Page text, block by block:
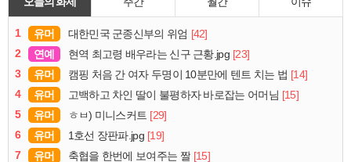
1 유머 대한민국 군종신부의 위엄 [42]
2
연예 현역 최고령 배우라는 신구 근황.jpg [23]
3
유머 캠핑 처음 간 여자 두명이 10분만에 텐트 치는 법 [14]
4
유머 고백하고 차인 딸이 불평하자 바로잡는 어머님 [15]
5
유머 ㅎㅂ) 미니스커트 [29]
6
유머 1호선 장판파.jpg [19]
7
유머 축협을 한번에 보여주는 짤 [15]